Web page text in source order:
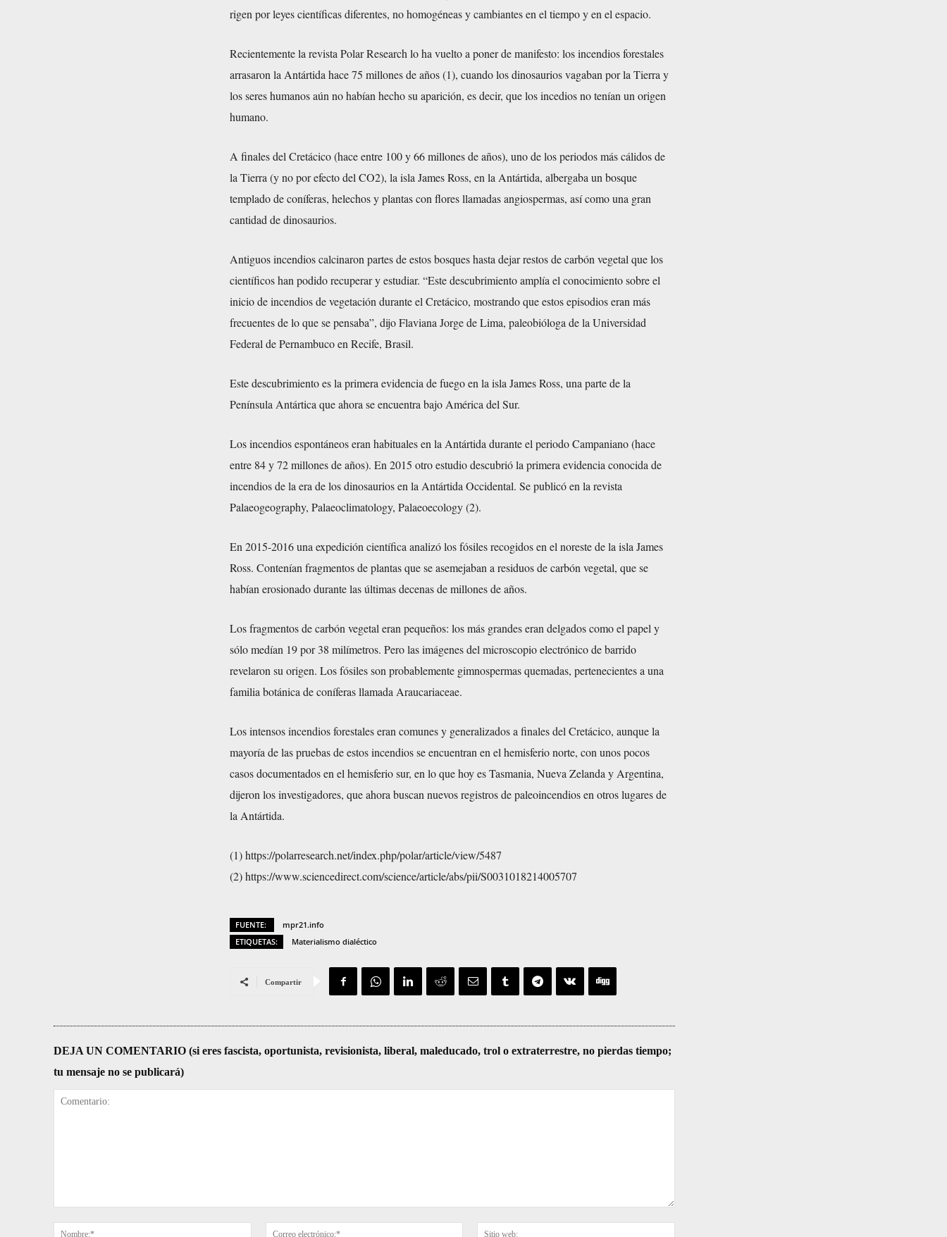
rigen por leyes científicas diferentes, no homogéneas y cambiantes en el tiempo y en el espacio.
Recientemente la revista Polar Research lo ha vuelto a poner de manifesto: los incendios forestales
arrasaron la Antártida hace 75 millones de años (1), cuando los dinosaurios vagaban por la Tierra y
los seres humanos aún no habían hecho su aparición, es decir, que los incedios no tenían un origen
humano.
A finales del Cretácico (hace entre 100 y 66 millones de años), uno de los periodos más cálidos de
la Tierra (y no por efecto del CO2), la isla James Ross, en la Antártida, albergaba un bosque
templado de coníferas, helechos y plantas con flores llamadas angiospermas, así como una gran
cantidad de dinosaurios.
Antiguos incendios calcinaron partes de estos bosques hasta dejar restos de carbón vegetal que los
científicos han podido recuperar y estudiar. “Este descubrimiento amplía el conocimiento sobre el
inicio de incendios de vegetación durante el Cretácico, mostrando que estos episodios eran más
frecuentes de lo que se pensaba”, dijo Flaviana Jorge de Lima, paleobióloga de la Universidad
Federal de Pernambuco en Recife, Brasil.
Este descubrimiento es la primera evidencia de fuego en la isla James Ross, una parte de la
Península Antártica que ahora se encuentra bajo América del Sur.
Los incendios espontáneos eran habituales en la Antártida durante el periodo Campaniano (hace
entre 84 y 72 millones de años). En 2015 otro estudio descubrió la primera evidencia conocida de
incendios de la era de los dinosaurios en la Antártida Occidental. Se publicó en la revista
Palaeogeography, Palaeoclimatology, Palaeoecology (2).
En 2015-2016 una expedición científica analizó los fósiles recogidos en el noreste de la isla James
Ross. Contenían fragmentos de plantas que se asemejaban a residuos de carbón vegetal, que se
habían erosionado durante las últimas decenas de millones de años.
Los fragmentos de carbón vegetal eran pequeños: los más grandes eran delgados como el papel y
sólo medían 19 por 38 milímetros. Pero las imágenes del microscopio electrónico de barrido
revelaron su origen. Los fósiles son probablemente gimnospermas quemadas, pertenecientes a una
familia botánica de coníferas llamada Araucariaceae.
Los intensos incendios forestales eran comunes y generalizados a finales del Cretácico, aunque la
mayoría de las pruebas de estos incendios se encuentran en el hemisferio norte, con unos pocos
casos documentados en el hemisferio sur, en lo que hoy es Tasmania, Nueva Zelanda y Argentina,
dijeron los investigadores, que ahora buscan nuevos registros de paleoincendios en otros lugares de
la Antártida.
(1) https://polarresearch.net/index.php/polar/article/view/5487
(2) https://www.sciencedirect.com/science/article/abs/pii/S0031018214005707
FUENTE:
mpr21.info
ETIQUETAS:
Materialismo dialéctico
Compartir
DEJA UN COMENTARIO (si eres fascista, oportunista, revisionista, liberal, maleducado, trol o extraterrestre, no pierdas tiempo;
tu mensaje no se publicará)
Nombre:*
Correo